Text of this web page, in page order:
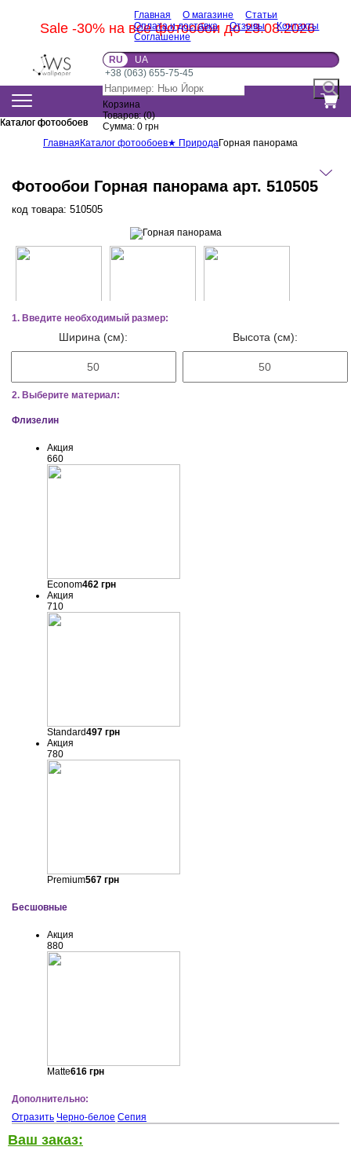
Sale -30% на все фотообои до 23.08.2026
Главная О магазине
Статьи
Оплата и доставка
Отзывы
Контакты
Соглашение
RU
UA
+38 (063) 655-75-45
Корзина
Товаров:(0)
Сумма: 0 грн
Каталог фотообоев
Каталог фотообоев
Главная Каталог фотообоев★ ПриродаГорная панорама
Фотообои Горная панорама арт. 510505
код товара: 510505
1. Введите необходимый размер:
Ширина (см): Высота (см):
2. Выберите материал:
Флизелин
Акция
660
Econom462грн
Акция
710
Standard497грн
Акция
780
Premium567грн
Бесшовные
Акция
880
Matte616грн
Дополнительно:
Отразить Черно-белое Сепия
Ваш заказ: